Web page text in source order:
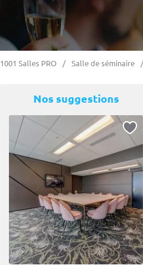
1001 Salles PRO Salle de séminaire
Nos suggestions